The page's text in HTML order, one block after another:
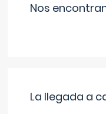
Nos
La llegada a